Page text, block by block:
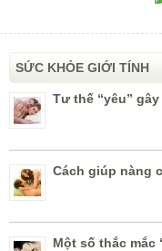
SỨC KHỎE GIỚI TÍNH
Tư thế “yêu”
Cách giúp nàng
Một số thắc mắc